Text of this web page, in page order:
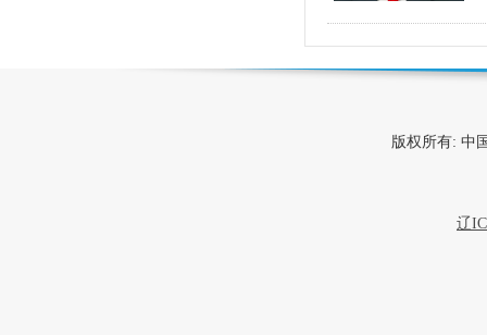
版权所有: 中
辽